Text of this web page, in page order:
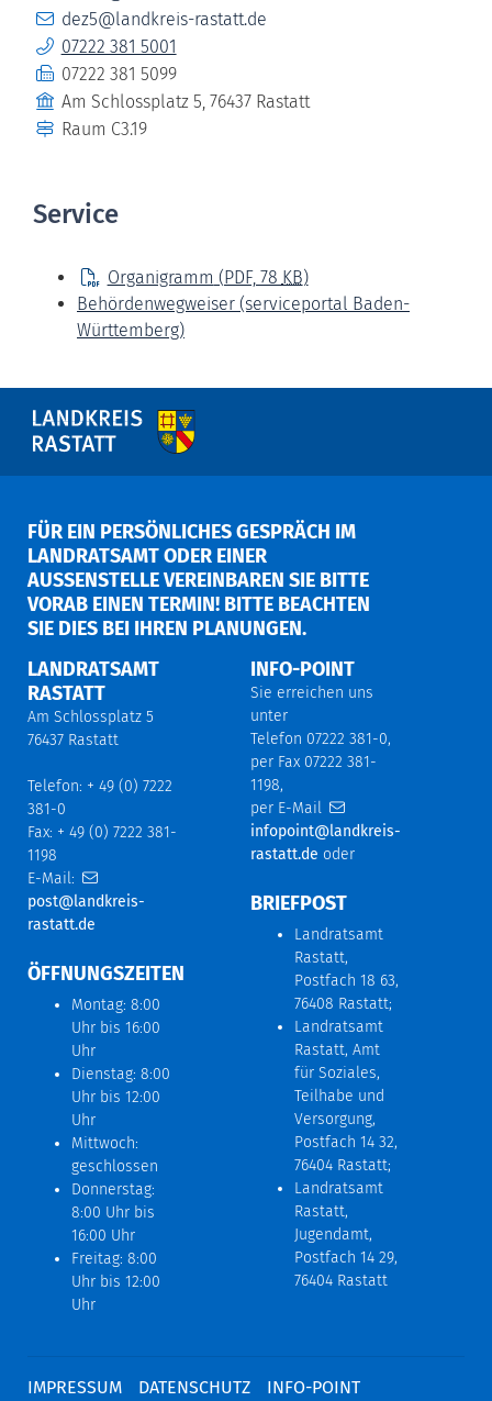
E-Maildez5@landkreis-rastatt.de
Telefon07222 381 5001
Fax 07222 381 5099
Gebäude
Am Schlossplatz 5, 76437 Rastatt
Raum C3.19
Service
Organigramm (PDF, 78 KB)
Behördenwegweiser (serviceportal Baden-
Württemberg)
FÜR EIN PERSÖNLICHES GESPRÄCH IM
LANDRATSAMT ODER EINER
AUSSENSTELLE VEREINBAREN SIE BITTE V
ORAB EINEN TERMIN! BITTE BEACHTEN S
IE DIES BEI IHREN PLANUNGEN.
LANDRATSAMT
RASTATT
Am Schlossplatz 5
76437 Rastatt
Telefon: + 49 (0) 7222
381-0
Fax: + 49 (0) 7222 381-
1198
E-Mail:
post@landkreis-
rastatt.de
ÖFFNUNGSZEITEN
Montag: 8:00
Uhr bis 16:00
Uhr
Dienstag: 8:00
Uhr bis 12:00
Uhr
Mittwoch:
geschlossen
Donnerstag:
8:00 Uhr bis
16:00 Uhr
Freitag: 8:00
Uhr bis 12:00
Uhr
INFO-POINT
Sie erreichen uns
unter
Telefon 07222 381-0,
per Fax 07222 381-
1198,
per E-Mail
infopoint@landkreis-
rastatt.de oder
BRIEFPOST
Landratsamt
Rastatt,
Postfach 18 63,
76408 Rastatt;
Landratsamt
Rastatt, Amt
für Soziales,
Teilhabe und
Versorgung,
Postfach 14 32,
76404 Rastatt;
Landratsamt
Rastatt,
Jugendamt,
Postfach 14 29,
76404 Rastatt
IMPRESSUM DATENSCHUTZ INFO-POINT